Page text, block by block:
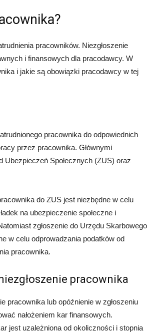
pracowników. Niezgłoszenie
i finansowych dla pracodawcy. W
i jakie są obowiązki pracodawcy w tej
pracownika do odpowiednich
przez pracownika. Głównymi
Ubezpieczeń Społecznych (ZUS) oraz
do ZUS jest niezbędne w celu
na ubezpieczenie społeczne i
zgłoszenie do Urzędu Skarbowego
w celu odprowadzania podatków od
pracownika.
pracownika
pracownika lub opóźnienie w zgłoszeniu
nałożeniem kar finansowych.
jest uzależniona od okoliczności i stopnia